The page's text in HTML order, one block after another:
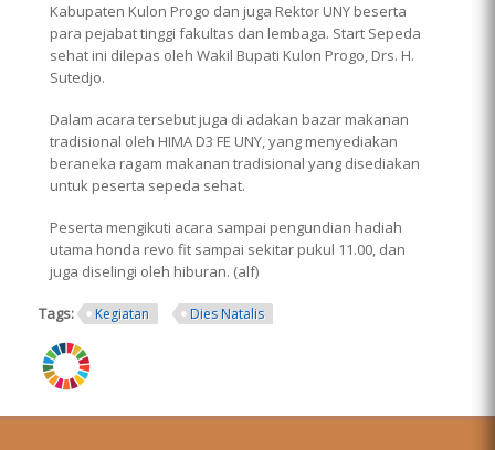
Kabupaten Kulon Progo dan juga Rektor UNY beserta
para pejabat tinggi fakultas dan lembaga. Start Sepeda
sehat ini dilepas oleh Wakil Bupati Kulon Progo, Drs. H.
Sutedjo.
Dalam acara tersebut juga di adakan bazar makanan
tradisional oleh HIMA D3 FE UNY, yang menyediakan
beraneka ragam makanan tradisional yang disediakan
untuk peserta sepeda sehat.
Peserta mengikuti acara sampai pengundian hadiah
utama honda revo fit sampai sekitar pukul 11.00, dan
juga diselingi oleh hiburan. (alf)
Tags: Kegiatan Dies Natalis
ring.png